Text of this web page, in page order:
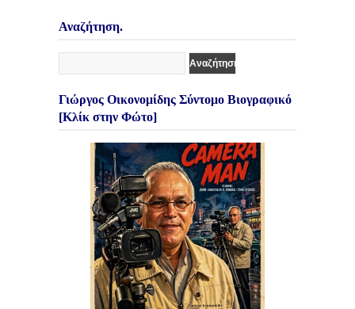
Αναζήτηση.
Γιώργος Οικονομίδης Σύντομο Βιογραφικό
[Κλίκ στην Φώτο]